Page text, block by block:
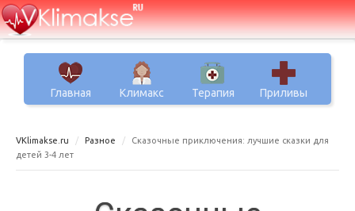
Главная Климакс Терапия Приливы
VKlimakse.ru Разное
Сказочные приключения: лучшие сказки для
детей 3-4 лет